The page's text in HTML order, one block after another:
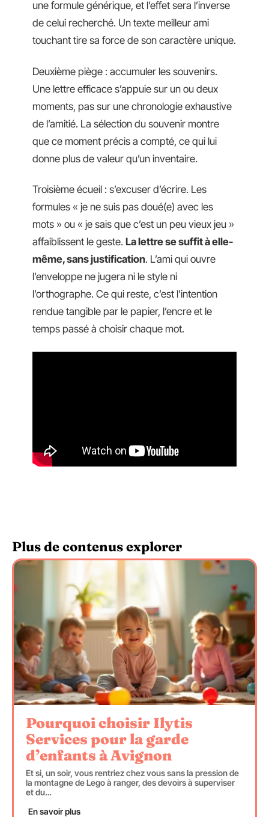
une formule générique, et l’effet sera l’inverse
de celui recherché. Un texte meilleur ami
touchant tire sa force de son caractère unique.
Deuxième piège : accumuler les souvenirs.
Une lettre efficace s’appuie sur un ou deux
moments, pas sur une chronologie exhaustive
de l’amitié. La sélection du souvenir montre
que ce moment précis a compté, ce qui lui
donne plus de valeur qu’un inventaire.
Troisième écueil : s’excuser d’écrire. Les
formules « je ne suis pas doué(e) avec les
mots » ou « je sais que c’est un peu vieux jeu »
affaiblissent le geste. La lettre se suffit à elle-
même, sans justification. L’ami qui ouvre
l’enveloppe ne jugera ni le style ni
l’orthographe. Ce qui reste, c’est l’intention
rendue tangible par le papier, l’encre et le
temps passé à choisir chaque mot.
Plus de contenus explorer
Pourquoi choisir Ilytis
Services pour la garde
d’enfants à Avignon
Et si, un soir, vous rentriez chez vous sans la pression de
la montagne de Lego à ranger, des devoirs à superviser
et du…
En savoir plus